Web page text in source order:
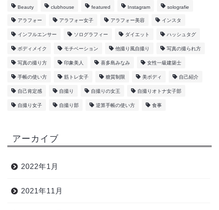
Beauty clubhouse featured Instagram solografie
アラフォー アラフォー女子 アラフォー美容 インスタ
インフルエンサー ソログラフィー ダイエット ハッシュタグ
ボディメイク モチベーション 他撮り風自撮り 写真の撮られ方
写真の撮り方 印象美人 喜多島みなみ 女性一級建築士
手帳の使い方 筋トレ女子 糖質制限 美ボディ 自己紹介
自己肯定感 自撮り 自撮りの女王 自撮りオトナ女子部
自撮り女子 自撮り部 逆算手帳の使い方 食事
アーカイブ
2022年1月
2021年11月